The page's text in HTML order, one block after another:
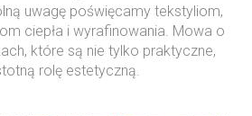
uwagę poświęcamy tekstyliom,
ciepła i wyrafinowania. Mowa o
które są nie tylko praktyczne,
rolę estetyczną.